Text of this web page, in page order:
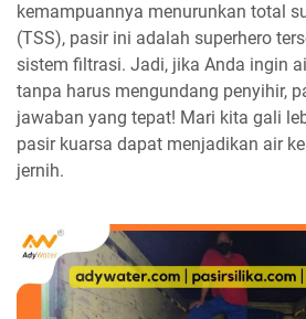
kemampuannya menurunkan total
(TSS), pasir ini adalah superhero
sistem filtrasi. Jadi, jika Anda ingin
tanpa harus mengundang penyihir,
jawaban yang tepat! Mari kita gali
pasir kuarsa dapat menjadikan air
jernih.